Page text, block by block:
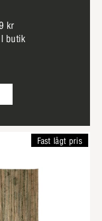
kr
butik
Fast lågt pris